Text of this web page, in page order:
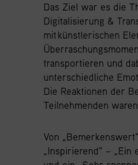
Das Ziel war es die
Digitalisierung &
mit künstlerischen
transportieren und
unterschiedliche
Die Reaktionen der
Teilnehmenden
Von
„Inspirierend“ – „Ein